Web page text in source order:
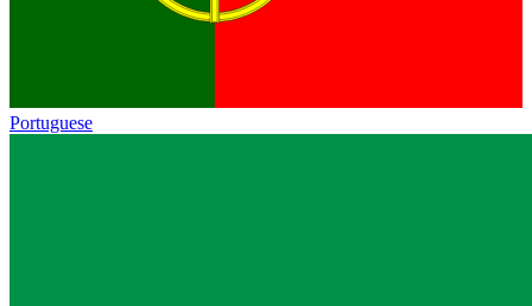
Portuguese